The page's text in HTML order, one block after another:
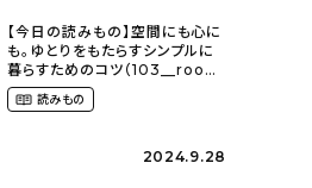
【今日の読みもの】空間にも心に
も。ゆとりをもたらすシンプルに
暮らすためのコツ（103__room
さん）
読みもの
2024.9.28